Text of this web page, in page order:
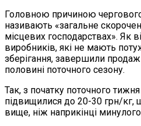
Головною причиною
називають «загальне
місцевих господарствах». Як
виробників, які не мають
зберігання, завершили
половині поточного сезону.
Так, з початку поточного
підвищилися до 20-30 грн/кг,
вище, ніж наприкінці